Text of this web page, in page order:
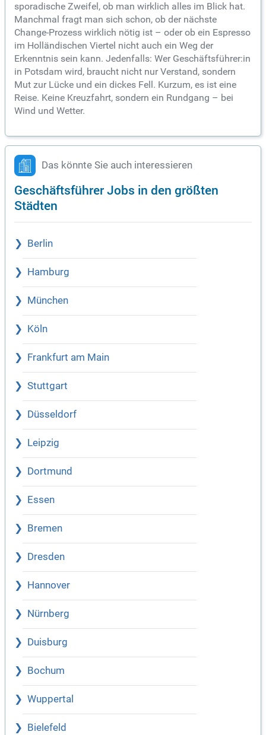
sporadische Zweifel, ob man wirklich alles im Blick hat.
Manchmal fragt man sich schon, ob der nächste
Change-Prozess wirklich nötig ist – oder ob ein Espresso
im Holländischen Viertel nicht auch ein Weg der
Erkenntnis sein kann. Jedenfalls: Wer Geschäftsführer:in
in Potsdam wird, braucht nicht nur Verstand, sondern
Mut zur Lücke und ein dickes Fell. Kurzum, es ist eine
Reise. Keine Kreuzfahrt, sondern ein Rundgang – bei
Wind und Wetter.
Das könnte Sie auch interessieren
Geschäftsführer Jobs in den größten
Städten
Berlin
Hamburg
München
Köln
Frankfurt am Main
Stuttgart
Düsseldorf
Leipzig
Dortmund
Essen
Bremen
Dresden
Hannover
Nürnberg
Duisburg
Bochum
Wuppertal
Bielefeld